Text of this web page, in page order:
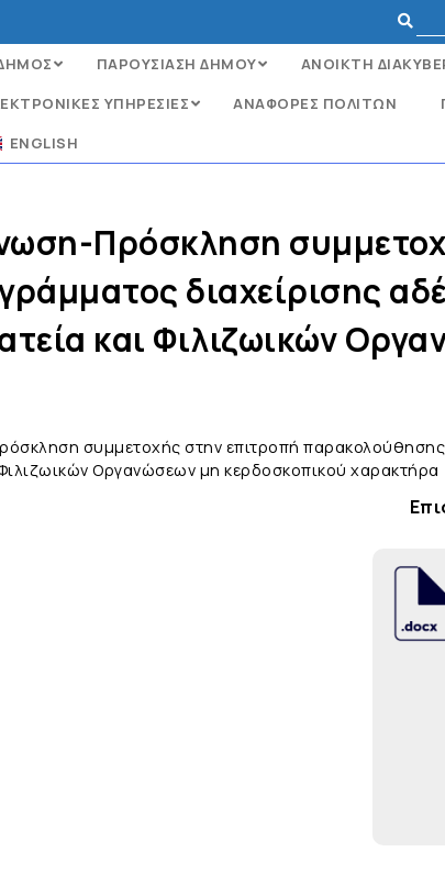
ΠΑΡΟΥΣΙΑΣΗ ΔΗΜΟΥ ΑΝΟΙΚΤΗ
ΥΠΗΡΕΣΊΕΣ
ΑΝΑΦΟΡΈΣ ΠΟΛΙΤΏΝ
ENGLISH
Πρόσκληση
διαχείρισης
και Φιλιζωικών
συμμετοχής στην επιτροπή
Οργανώσεων μη κερδοσκοπικού χαρακτήρα